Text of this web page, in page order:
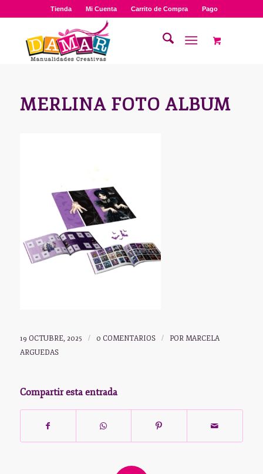
Tienda Mi Cuenta Carrito de Compra Pago
MERLINA FOTO ALBUM
19 OCTUBRE, 2025 / 0 COMENTARIOS / POR MARCELA
ARGUEDAS
Compartir esta entrada